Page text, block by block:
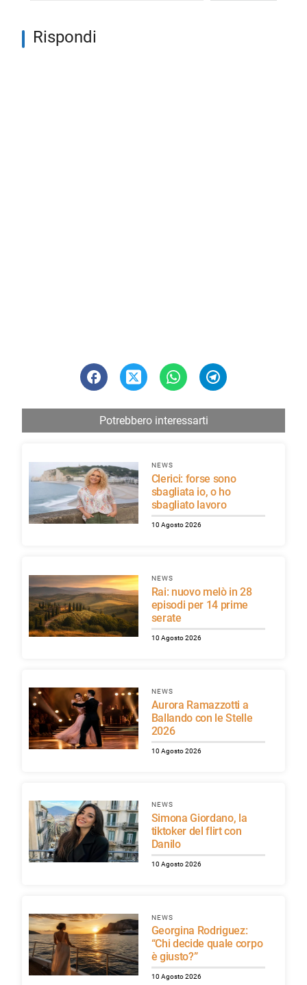
Rispondi
Potrebbero interessarti
NEWS
Clerici: forse sono
sbagliata io, o ho
sbagliato lavoro
10 Agosto 2026
NEWS
Rai: nuovo melò in 28
episodi per 14 prime
serate
10 Agosto 2026
NEWS
Aurora Ramazzotti a
Ballando con le Stelle
2026
10 Agosto 2026
NEWS
Simona Giordano, la
tiktoker del flirt con
Danilo
10 Agosto 2026
NEWS
Georgina Rodriguez:
“Chi decide quale corpo
è giusto?”
10 Agosto 2026